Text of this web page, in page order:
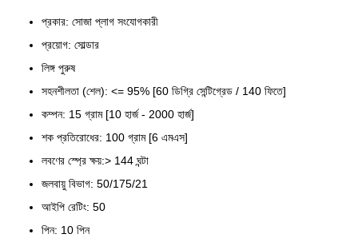
প্রকার: সোজা প্লাগ সংযোগকারী
প্রয়োগ: সোল্ডার
লিঙ্গ পুরুষ
সহনশীলতা (শেল): <= 95% [60 ডিগ্রি সেন্টিগ্রেড / 140 ফিতে]
কম্পন: 15 গ্রাম [10 হার্জ - 2000 হার্জ]
শক প্রতিরোধের: 100 গ্রাম [6 এমএস]
লবণের স্প্রে ক্ষয়:> 144 ঘন্টা
জলবায়ু বিভাগ: 50/175/21
আইপি রেটিং: 50
পিন: 10 পিন